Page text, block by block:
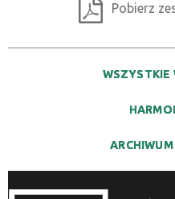
Pobierz
WSZYSTKIE